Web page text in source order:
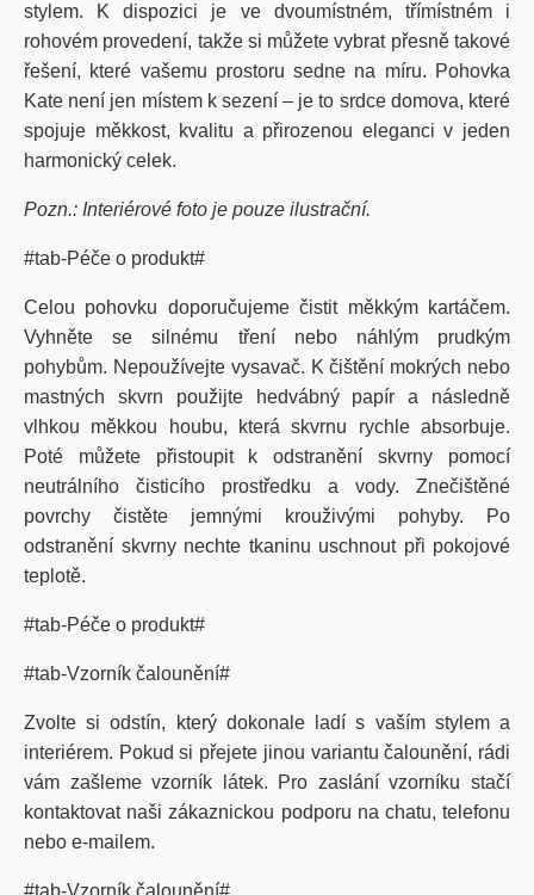
stylem. K dispozici je ve dvoumístném, třímístném i
rohovém provedení, takže si můžete vybrat přesně takové
řešení, které vašemu prostoru sedne na míru. Pohovka
Kate není jen místem k sezení – je to srdce domova, které
spojuje měkkost, kvalitu a přirozenou eleganci v jeden
harmonický celek.
Pozn.: Interiérové foto je pouze ilustrační.
#tab-Péče o produkt#
Celou pohovku doporučujeme čistit měkkým kartáčem.
Vyhněte se silnému tření nebo náhlým prudkým
pohybům. Nepoužívejte vysavač. K čištění mokrých nebo
mastných skvrn použijte hedvábný papír a následně
vlhkou měkkou houbu, která skvrnu rychle absorbuje.
Poté můžete přistoupit k odstranění skvrny pomocí
neutrálního čisticího prostředku a vody. Znečištěné
povrchy čistěte jemnými krouživými pohyby. Po
odstranění skvrny nechte tkaninu uschnout při pokojové
teplotě.
#tab-Péče o produkt#
#tab-Vzorník čalounění#
Zvolte si odstín, který dokonale ladí s vaším stylem a
interiérem. Pokud si přejete jinou variantu čalounění, rádi
vám zašleme vzorník látek. Pro zaslání vzorníku stačí
kontaktovat naši zákaznickou podporu na chatu, telefonu
nebo e-mailem.